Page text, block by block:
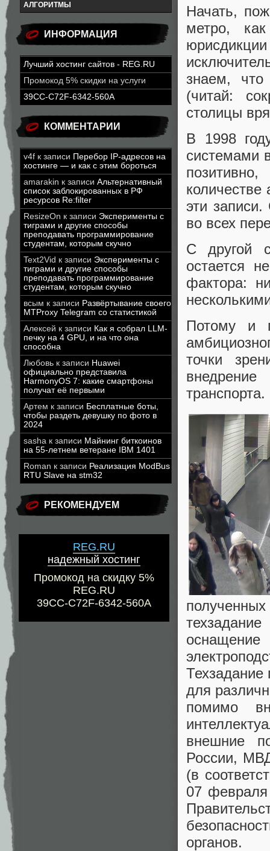
АЛГОРИТМЫ
ИНФОРМАЦИЯ
Лучший хостинг сайтов - REG.RU
Промокод 5% скидки на услуги
39CC-C72F-6342-560A
КОММЕНТАРИИ
v4f к записи Перебор IP-адресов на
хостинге — и как с этим бороться
amarakin к записи Альтернативный
список заблокированных в РФ
ресурсов Re:filter
ResizeOn к записи Эксперименты с
тиграми и другие способы
преподавать программирование
студентам, которым скучно
Text2Vid к записи Эксперименты с
тиграми и другие способы
преподавать программирование
студентам, которым скучно
всым к записи Развёртывание своего
MTProxy Telegram со статистикой
Алексей к записи Как я собрал LLM-
печку на 4 GPU, и на что она
способна
Любовь к записи Huawei
официально представила
HarmonyOS 7: какие смартфоны
получат её первыми
Артем к записи Бесплатные боты,
чтобы раздеть девушку по фото в
2024
sasha к записи Майнинг биткоинов
на 55-летнем ветеране IBM 1401
Roman к записи Реализация ModBus
RTU Slave на stm32
РЕКОМЕНДУЕМ
REG.RU
надежный хостинг
Промокод на скидку 5%
REG.RU
39CC-C72F-6342-560A
Начать,
метро,
знаем, что
(читай:
столицы
В 1998
системами
эти
во всех
С другой
остается
фактора:
Потому и
точки
транспорта.
Техзадание
для
помимо
внешние
России,
(в
07
органов.